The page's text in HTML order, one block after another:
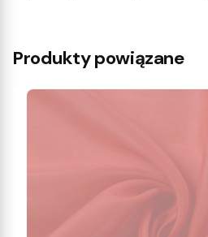
Produkty powiązane